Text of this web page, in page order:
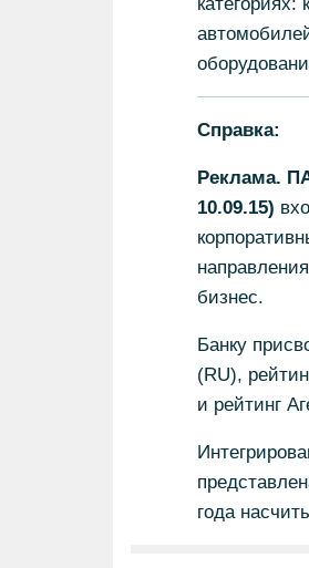
Справка:
Реклама.
10.09.15)
бизнес.
Банку
(RU),
и рейтинг
года